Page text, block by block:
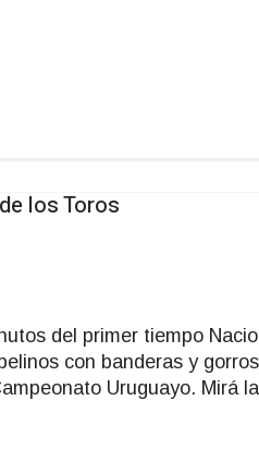
los Toros
del primer tiempo
con banderas y
Uruguayo. Mirá